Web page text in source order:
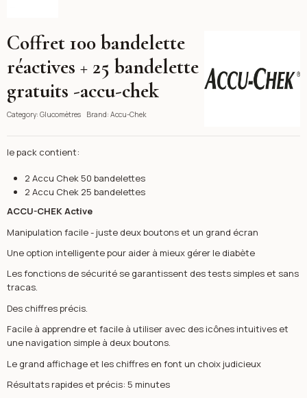
Coffret 100 bandelette
réactives + 25 bandelette
gratuits -accu-chek
Category: Glucomètres Brand: Accu-Chek
le pack contient:
2 Accu Chek 50 bandelettes
2 Accu Chek 25 bandelettes
ACCU-CHEK Active
Manipulation facile - juste deux boutons et un grand écran
Une option intelligente pour aider à mieux gérer le diabète
Les fonctions de sécurité se garantissent des tests simples et sans
tracas.
Des chiffres précis.
Facile à apprendre et facile à utiliser avec des icônes intuitives et
une navigation simple à deux boutons.
Le grand affichage et les chiffres en font un choix judicieux
Résultats rapides et précis: 5 minutes